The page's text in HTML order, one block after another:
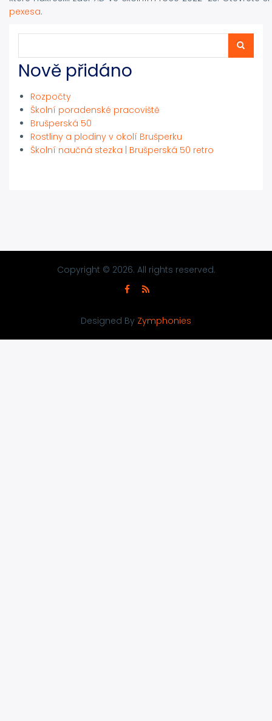
pexesa.
Nově přidáno
Rozpočty
Školní poradenské pracoviště
Brušperská 50
Rostliny a plodiny v okolí Brušperku
Školní naučná stezka | Brušperská 50 retro
Copyright © 2026. All rights reserved.
Designed By Zymphonies